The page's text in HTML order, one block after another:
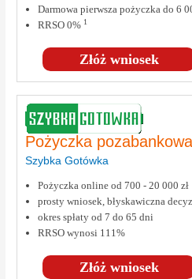
Złóż wniosek
Darmowa pierwsza pożyczka do 6
RRSO 0% 1
Pożyczka pozabankowa
Szybka Gotówka
Złóż wniosek
Pożyczka online od 700 - 20 000 zł
prosty wniosek, błyskawiczna
okres spłaty od 7 do 65 dni
RRSO wynosi 111%